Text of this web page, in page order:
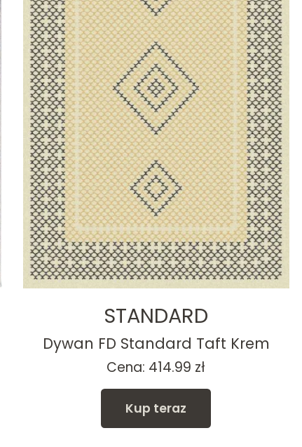
STANDARD
Dywan FD Standard Taft Krem
Cena: 414.99 zł
Kup teraz